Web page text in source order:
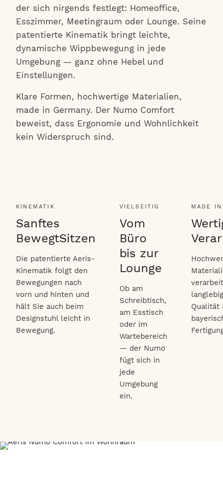
der sich nirgends festlegt: Homeoffice,
Esszimmer, Meetingraum oder Lounge. Seine
patentierte Kinematik bringt leichte,
dynamische Wippbewegung in jede
Umgebung — ganz ohne Hebel und
Einstellungen.
Klare Formen, hochwertige Materialien,
made in Germany. Der Numo Comfort
beweist, dass Ergonomie und Wohnlichkeit
kein Widerspruch sind.
KINEMATIK
Sanftes
BewegtSitzen
Die patentierte Aeris-
Kinematik folgt den
Bewegungen nach
vorn und hinten und
hält Sie auch beim
Designstuhl leicht in
Bewegung.
VIELSEITIG
Vom
Büro
bis zur
Lounge
Ob am
Schreibtisch,
am Esstisch
oder im
Wartebereich
— der Numo
fügt sich in
jede
Umgebung
ein.
MADE IN
Qualität